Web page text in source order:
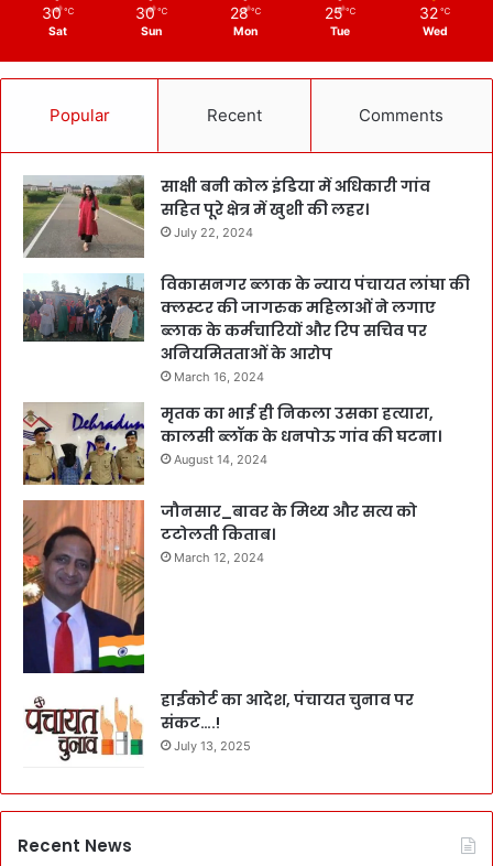
30 ℃
Sat
30 ℃
Sun
28 ℃
Mon
25 ℃
Tue
32 ℃
Wed
Popular Recent Comments
साक्षी बनी कोल इंडिया में अधिकारी गांव
सहित पूरे क्षेत्र में खुशी की लहर।
July 22, 2024
विकासनगर ब्लाक के न्याय पंचायत लांघा की
क्लस्टर की जागरुक महिलाओं ने लगाए
ब्लाक के कर्मचारियों और रिप सचिव पर
अनियमितताओं के आरोप
March 16, 2024
मृतक का भाई ही निकला उसका हत्यारा,
कालसी ब्लॉक के धनपोऊ गांव की घटना।
August 14, 2024
जौनसार_बावर के मिथ्य और सत्य को
टटोलती किताब।
March 12, 2024
हाईकोर्ट का आदेश, पंचायत चुनाव पर
संकट….!
July 13, 2025
Recent News